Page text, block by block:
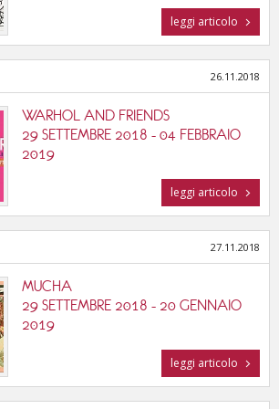
leggi articolo
26.11.2018
WARHOL AND FRIENDS
29 SETTEMBRE 2018 - 04 FEBBRAIO
2019
leggi articolo
27.11.2018
MUCHA
29 SETTEMBRE 2018 - 20 GENNAIO
2019
leggi articolo